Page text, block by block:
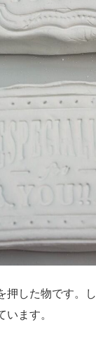
押した物です。
います。